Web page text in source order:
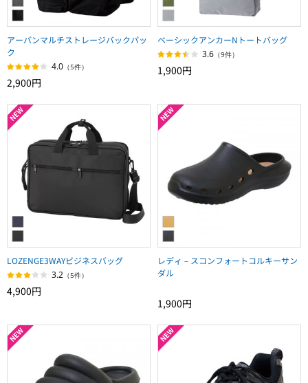
アーバンマルチストレージバックパッ
ク
4.0 （5件）
2,900円
ベーシックアンカーNトートバッグ
3.6 （9件）
1,900円
LOZENGE3WAYビジネスバッグ
3.2 （5件）
4,900円
レディ－スコンフォートコルキーサン
ダル
1,900円